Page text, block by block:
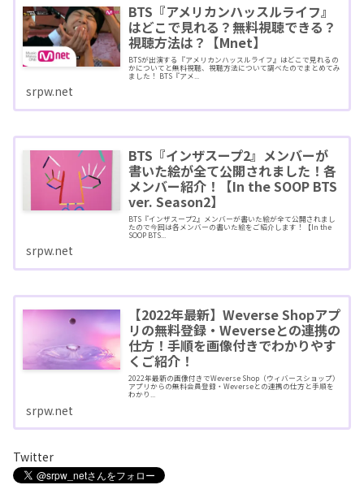
BTS『アメリカンハッスルライフ』
はどこで見れる？無料視聴できる？
視聴方法は？【Mnet】
BTSが出演する『アメリカンハッスルライフ』はどこで見れるの
かについてと無料視聴、視聴方法について調べたのでまとめてみ
ました！ BTS『アメ...
srpw.net
BTS『インザスープ2』メンバーが
書いた絵が全て公開されました！各
メンバー紹介！【In the SOOP BTS
ver. Season2】
BTS『インザスープ2』メンバーが書いた絵が全て公開されまし
たので今回は各メンバーの書いた絵をご紹介します！【In the
SOOP BTS...
srpw.net
【2022年最新】Weverse Shopアプ
リの無料登録・Weverseとの連携の
仕方！手順を画像付きでわかりやす
くご紹介！
2022年最新の画像付きでWeverse Shop（ウィバースショップ）
アプリからの無料会員登録・Weverseとの連携の仕方と手順を
わかり...
srpw.net
Twitter